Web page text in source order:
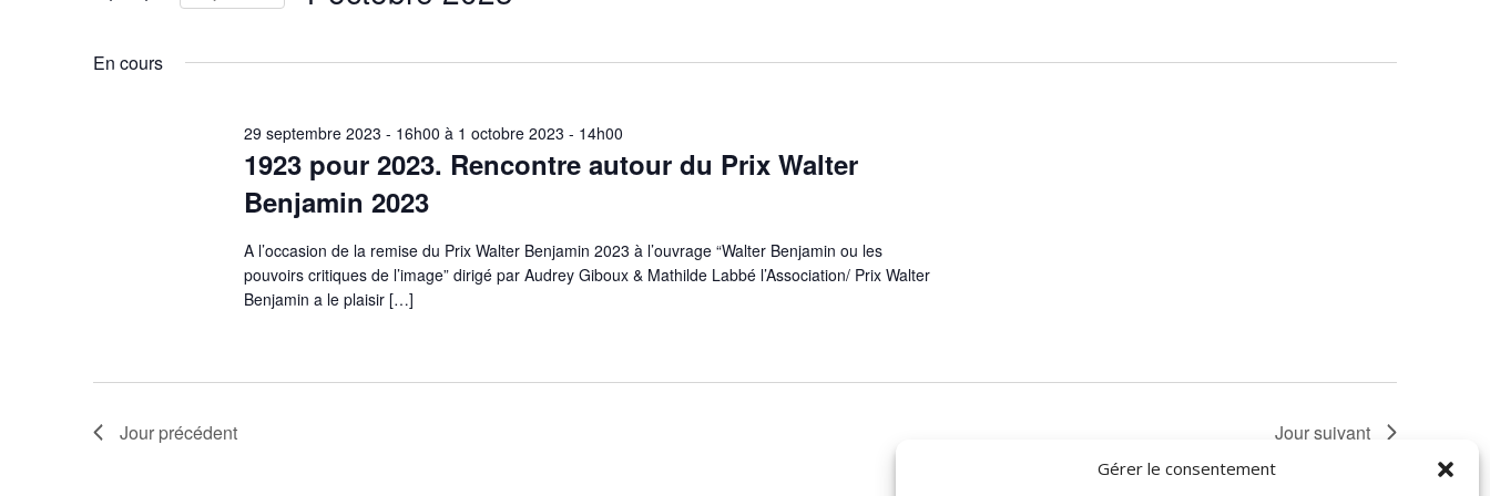
Gérer le consentement
Évènements
clé.
En cours
1923 pour 2023. Rencontre autour du Prix Walter
Benjamin 2023
29 septembre 2023 - 16h00 à 1 octobre 2023 - 14h00
A l’occasion de la remise du Prix Walter Benjamin 2023 à l’ouvrage “Walter Benjamin ou les
pouvoirs critiques de l’image” dirigé par Audrey Giboux & Mathilde Labbé l’Association/ Prix Walter
Benjamin a le plaisir […]
Jour précédent Jour suivant